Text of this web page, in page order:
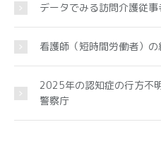
データでみる訪問介護従
看護師（短時間労働者）
2025年の認知症の行方不
警察庁